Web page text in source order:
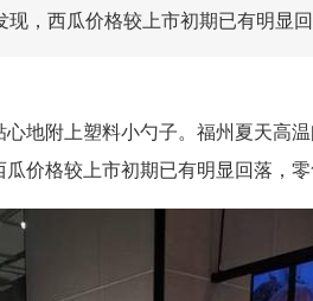
，西瓜价格较上市初期已有明显
地附上塑料小勺子。福州夏天高
价格较上市初期已有明显回落，